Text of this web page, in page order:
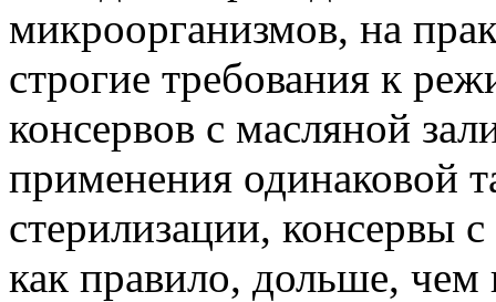
микроорганизмов, на
строгие требования к
консервов с масляной
применения одинаковой
стерилизации, консервы
как правило, дольше,